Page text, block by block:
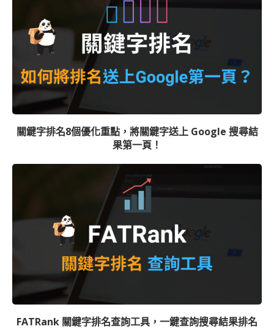
關鍵字排名8個優化重點，將關鍵字送上 Google 搜尋結
果第一頁！
FATRank 關鍵字排名查詢工具，一鍵查詢搜尋結果排名